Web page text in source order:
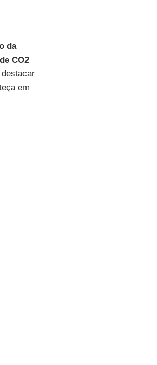
da
CO2
em